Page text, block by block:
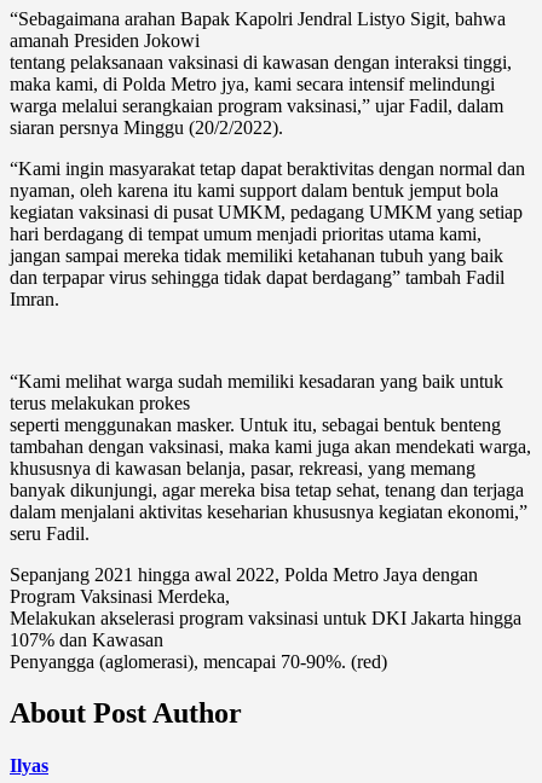
“Sebagaimana arahan Bapak Kapolri Jendral Listyo Sigit, bahwa
amanah Presiden Jokowi
tentang pelaksanaan vaksinasi di kawasan dengan interaksi tinggi,
maka kami, di Polda Metro jya, kami secara intensif melindungi
warga melalui serangkaian program vaksinasi,” ujar Fadil, dalam
siaran persnya Minggu (20/2/2022).
“Kami ingin masyarakat tetap dapat beraktivitas dengan normal dan
nyaman, oleh karena itu kami support dalam bentuk jemput bola
kegiatan vaksinasi di pusat UMKM, pedagang UMKM yang setiap
hari berdagang di tempat umum menjadi prioritas utama kami,
jangan sampai mereka tidak memiliki ketahanan tubuh yang baik
dan terpapar virus sehingga tidak dapat berdagang” tambah Fadil
Imran.
“Kami melihat warga sudah memiliki kesadaran yang baik untuk
terus melakukan prokes
seperti menggunakan masker. Untuk itu, sebagai bentuk benteng
tambahan dengan vaksinasi, maka kami juga akan mendekati warga,
khususnya di kawasan belanja, pasar, rekreasi, yang memang
banyak dikunjungi, agar mereka bisa tetap sehat, tenang dan terjaga
dalam menjalani aktivitas keseharian khususnya kegiatan ekonomi,”
seru Fadil.
Sepanjang 2021 hingga awal 2022, Polda Metro Jaya dengan
Program Vaksinasi Merdeka,
Melakukan akselerasi program vaksinasi untuk DKI Jakarta hingga
107% dan Kawasan
Penyangga (aglomerasi), mencapai 70-90%. (red)
About Post Author
Ilyas